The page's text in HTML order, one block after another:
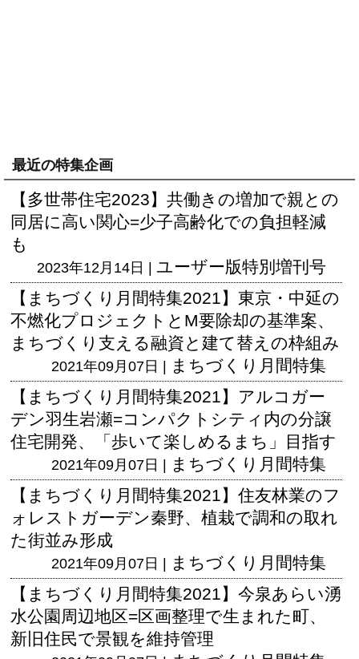
最近の特集企画
【多世帯住宅2023】共働きの増加で親との
同居に高い関心=少子高齢化での負担軽減
も
2023年12月14日 | ユーザー版特別増刊号
【まちづくり月間特集2021】東京・中延の
不燃化プロジェクトとM要除却の基準案、
まちづくり支える融資と建て替えの枠組み
2021年09月07日 | まちづくり月間特集
【まちづくり月間特集2021】アルコガー
デン羽生岩瀬=コンパクトシティ内の分譲
住宅開発、「歩いて楽しめるまち」目指す
2021年09月07日 | まちづくり月間特集
【まちづくり月間特集2021】住友林業のフ
ォレストガーデン秦野、植栽で調和の取れ
た街並み形成
2021年09月07日 | まちづくり月間特集
【まちづくり月間特集2021】今泉あらい湧
水公園周辺地区=区画整理で生まれた町、
新旧住民で景観を維持管理